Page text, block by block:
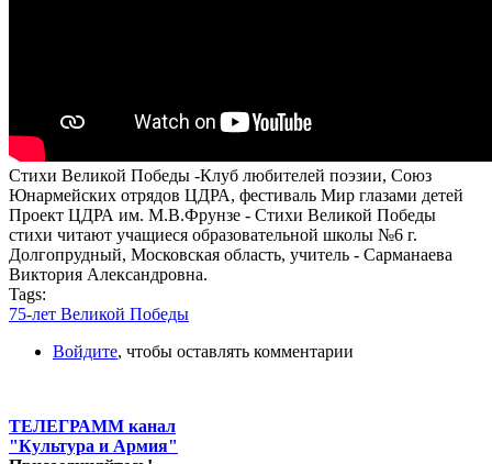
Стихи Великой Победы -Клуб любителей поэзии, Союз
Юнармейских отрядов ЦДРА, фестиваль Мир глазами детей
Проект ЦДРА им. М.В.Фрунзе - Стихи Великой Победы
стихи читают учащиеся образовательной школы №6 г.
Долгопрудный, Московская область, учитель - Сарманаева
Виктория Александровна.
Tags:
75-лет Великой Победы
Войдите, чтобы оставлять комментарии
ТЕЛЕГРАММ канал
"Культура и Армия"